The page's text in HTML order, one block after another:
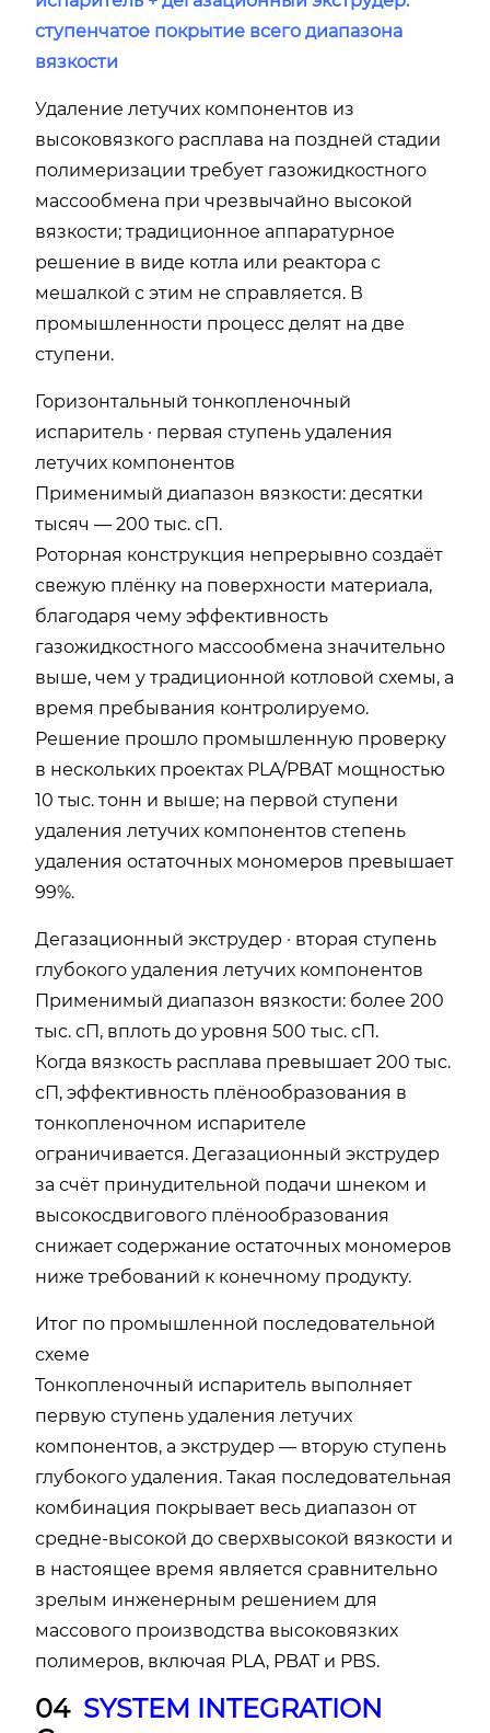
ступенчатое покрытие всего диапазона
вязкости
Удаление летучих компонентов из
высоковязкого расплава на поздней стадии
полимеризации требует газожидкостного
массообмена при чрезвычайно высокой
вязкости; традиционное аппаратурное
решение в виде котла или реактора с
мешалкой с этим не справляется. В
промышленности процесс делят на две
ступени.
Горизонтальный тонкопленочный
испаритель · первая ступень удаления
летучих компонентов
Применимый диапазон вязкости: десятки
тысяч — 200 тыс. сП.
Роторная конструкция непрерывно создаёт
свежую плёнку на поверхности материала,
благодаря чему эффективность
газожидкостного массообмена значительно
выше, чем у традиционной котловой схемы, а
время пребывания контролируемо.
Решение прошло промышленную проверку
в нескольких проектах PLA/PBAT мощностью
10 тыс. тонн и выше; на первой ступени
удаления летучих компонентов степень
удаления остаточных мономеров превышает
99%.
Дегазационный экструдер · вторая ступень
глубокого удаления летучих компонентов
Применимый диапазон вязкости: более 200
тыс. сП, вплоть до уровня 500 тыс. сП.
Когда вязкость расплава превышает 200 тыс.
сП, эффективность плёнообразования в
тонкопленочном испарителе
ограничивается. Дегазационный экструдер
за счёт принудительной подачи шнеком и
высокосдвигового плёнообразования
снижает содержание остаточных мономеров
ниже требований к конечному продукту.
Итог по промышленной последовательной
схеме
Тонкопленочный испаритель выполняет
первую ступень удаления летучих
компонентов, а экструдер — вторую ступень
глубокого удаления. Такая последовательная
комбинация покрывает весь диапазон от
средне-высокой до сверхвысокой вязкости и
в настоящее время является сравнительно
зрелым инженерным решением для
массового производства высоковязких
полимеров, включая PLA, PBAT и PBS.
04 SYSTEM INTEGRATION